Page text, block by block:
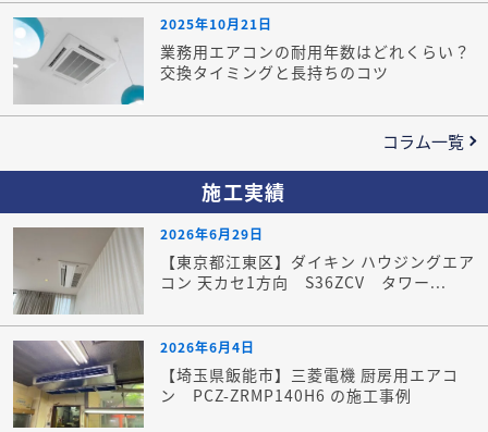
2025年10月21日
業務用エアコンの耐用年数はどれくらい？
交換タイミングと長持ちのコツ
コラム一覧
施工実績
2026年6月29日
【東京都江東区】ダイキン ハウジングエア
コン 天カセ1方向 S36ZCV タワー...
2026年6月4日
【埼玉県飯能市】三菱電機 厨房用エアコ
ン PCZ-ZRMP140H6 の施工事例